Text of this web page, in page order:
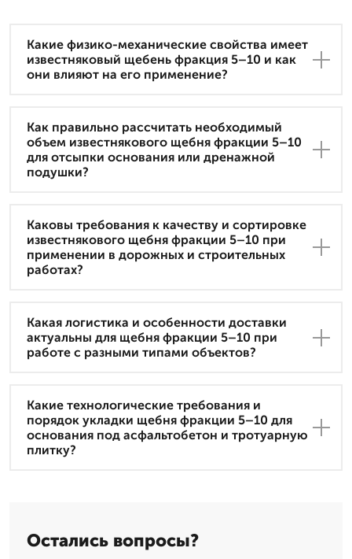
Какие физико-механические свойства имеет
известняковый щебень фракция 5–10 и как
они влияют на его применение?
Как правильно рассчитать необходимый
объем известнякового щебня фракции 5–10
для отсыпки основания или дренажной
подушки?
Каковы требования к качеству и сортировке
известнякового щебня фракции 5–10 при
применении в дорожных и строительных
работах?
Какая логистика и особенности доставки
актуальны для щебня фракции 5–10 при
работе с разными типами объектов?
Какие технологические требования и
порядок укладки щебня фракции 5–10 для
основания под асфальтобетон и тротуарную
плитку?
Остались вопросы?